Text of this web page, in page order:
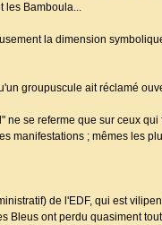
les Bamboula...
la dimension
groupuscule ait réclamé
ne se referme que sur ceux
manifestations ; mêmes les
de l'EDF, qui est
Bleus ont perdu quasiment